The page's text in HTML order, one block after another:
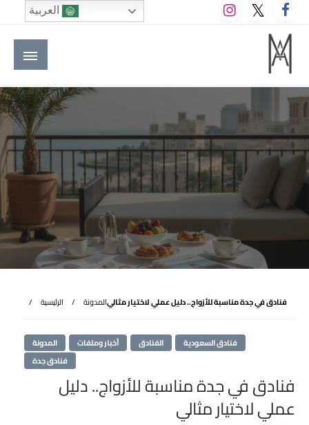
التخطي
إلى
المحتوى
M A hotels | إم ايه هوتيلز
الموقع الأول للعاملين في الفنادق في العالم العربي
الرئيسية المدونةفنادق في جدة مناسبة للأزواج.. دليل عملي لاختيار مثالي
المدونة أخبار وملفات الفنادق
فنادق السعودية
فنادق جدة
فنادق في جدة مناسبة للأزواج.. دليل
عملي لاختيار مثالي
العربية